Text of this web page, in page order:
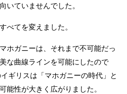
いていませんでした。
べてを変えました。
ホガニーは、それまで不可能だっ
な曲線ラインを可能にしたので
ギリスは「マホガニーの時代」と
能性が大きく広がりました。